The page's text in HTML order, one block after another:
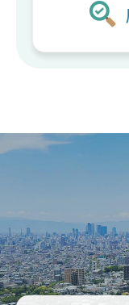
しそ油（えごま油）
地域イベント活
セルフメディケー